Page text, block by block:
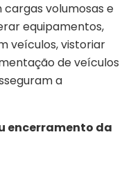
volumosas e
equipamentos,
veículos, vistoriar
de veículos
a
encerramento da